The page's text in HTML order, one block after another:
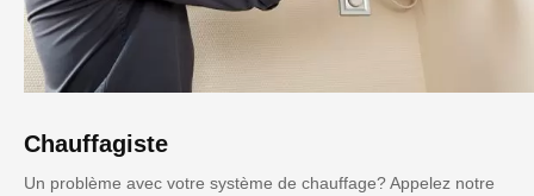
Chauffagiste
Un problème avec votre système de chauffage? Appelez notre